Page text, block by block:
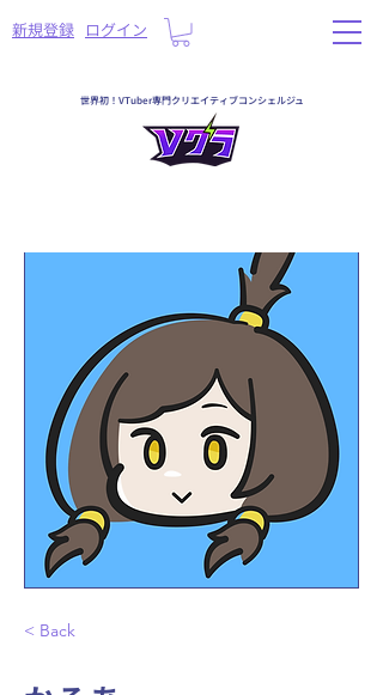
​新規登録 ログイン
世界初！VTuber専門クリエイティブコンシェルジュ
< Back